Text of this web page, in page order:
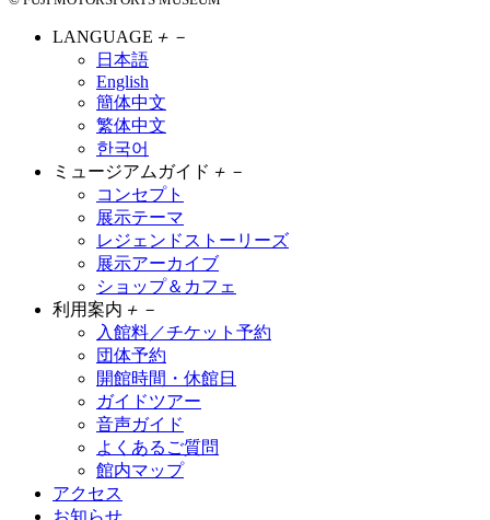
LANGUAGE ＋ －
日本語
English
簡体中文
繁体中文
한국어
ミュージアムガイド ＋ －
コンセプト
展示テーマ
レジェンドストーリーズ
展示アーカイブ
ショップ＆カフェ
利用案内 ＋ －
入館料／チケット予約
団体予約
開館時間・休館日
ガイドツアー
音声ガイド
よくあるご質問
館内マップ
アクセス